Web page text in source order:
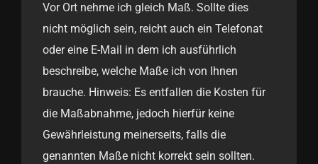
Vor Ort nehme ich gleich Maß. Sollte dies
nicht möglich sein, reicht auch ein Telefonat
oder eine E-Mail in dem ich ausführlich
beschreibe, welche Maße ich von Ihnen
brauche. Hinweis: Es entfallen die Kosten für
die Maßabnahme, jedoch hierfür keine
Gewährleistung meinerseits, falls die
genannten Maße nicht korrekt sein sollten.